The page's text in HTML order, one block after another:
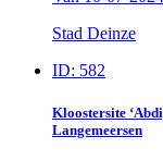
Stad Deinze
ID: 582
Kloostersite
Langemeersen